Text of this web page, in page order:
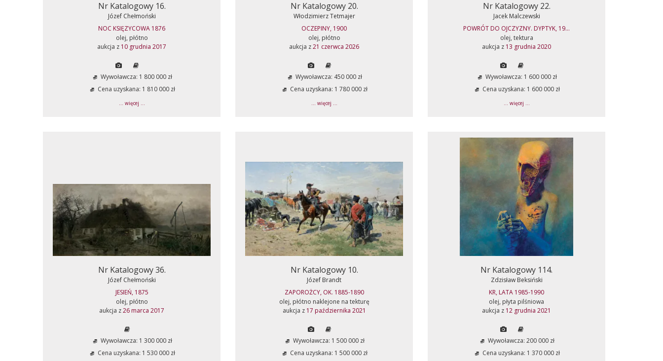
Nr Katalogowy 16.
Józef Chełmoński
NOC KSIĘZYCOWA 1876
olej, płótno
aukcja z 10 grudnia 2017
Wywoławcza: 1 800 000 zł
Cena uzyskana: 1 810 000 zł
... więcej ...
Nr Katalogowy 20.
Włodzimierz Tetmajer
OCZEPINY, 1900
olej, płótno
aukcja z21 czerwca 2026
Wywoławcza: 450 000 zł
Cena uzyskana: 1 780 000 zł
... więcej ...
Nr Katalogowy 22.
Jacek Malczewski
POWRÓT DO OJCZYZNY. DYPTYK, 19...
olej, tektura
aukcja z 13 grudnia 2020
Wywoławcza: 1 600 000 zł
Cena uzyskana: 1 600 000 zł
... więcej ...
Nr Katalogowy 36.
Józef Chełmoński
JESIEŃ, 1875
olej, płótno
aukcja z26 marca 2017
Wywoławcza: 1 300 000 zł
Cena uzyskana: 1 530 000 zł
Nr Katalogowy 10.
Józef Brandt
ZAPOROŻCY, OK. 1885-1890
olej, płótno naklejone na tekturę
aukcja z 17 października 2021
Wywoławcza: 1 500 000 zł
Cena uzyskana: 1 500 000 zł
Nr Katalogowy 114.
Zdzisław Beksiński
KR, LATA 1985-1990
olej, płyta pilśniowa
aukcja z 12 grudnia 2021
Wywoławcza: 200 000 zł
Cena uzyskana: 1 370 000 zł